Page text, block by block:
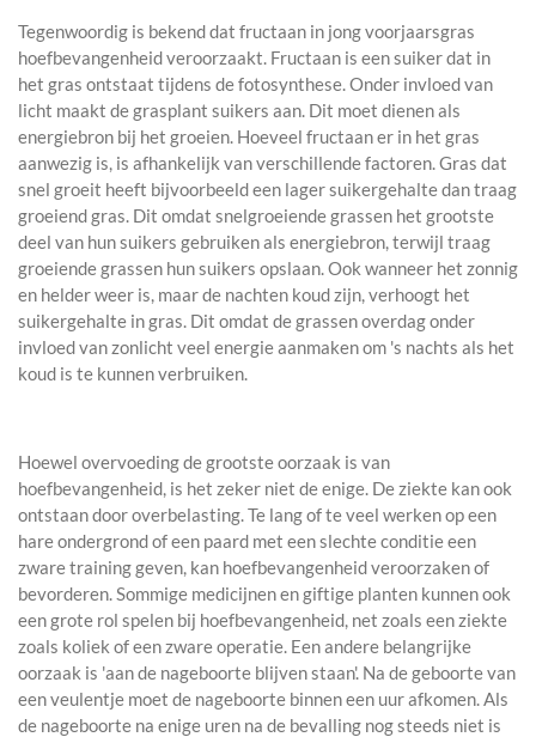
Tegenwoordig is bekend dat fructaan in jong voorjaarsgras
hoefbevangenheid veroorzaakt. Fructaan is een suiker dat in
het gras ontstaat tijdens de fotosynthese. Onder invloed van
licht maakt de grasplant suikers aan. Dit moet dienen als
energiebron bij het groeien. Hoeveel fructaan er in het gras
aanwezig is, is afhankelijk van verschillende factoren. Gras dat
snel groeit heeft bijvoorbeeld een lager suikergehalte dan traag
groeiend gras. Dit omdat snelgroeiende grassen het grootste
deel van hun suikers gebruiken als energiebron, terwijl traag
groeiende grassen hun suikers opslaan. Ook wanneer het zonnig
en helder weer is, maar de nachten koud zijn, verhoogt het
suikergehalte in gras. Dit omdat de grassen overdag onder
invloed van zonlicht veel energie aanmaken om 's nachts als het
koud is te kunnen verbruiken.
Hoewel overvoeding de grootste oorzaak is van
hoefbevangenheid, is het zeker niet de enige. De ziekte kan ook
ontstaan door overbelasting. Te lang of te veel werken op een
hare ondergrond of een paard met een slechte conditie een
zware training geven, kan hoefbevangenheid veroorzaken of
bevorderen. Sommige medicijnen en giftige planten kunnen ook
een grote rol spelen bij hoefbevangenheid, net zoals een ziekte
zoals koliek of een zware operatie. Een andere belangrijke
oorzaak is 'aan de nageboorte blijven staan'. Na de geboorte van
een veulentje moet de nageboorte binnen een uur afkomen. Als
de nageboorte na enige uren na de bevalling nog steeds niet is